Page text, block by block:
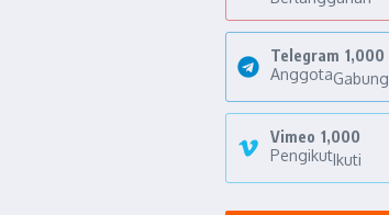
Telegram 1,000
AnggotaGabung
Vimeo 1,000
PengikutIkuti